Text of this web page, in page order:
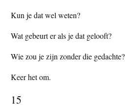
Kun je dat wel weten?
Wat gebeurt er als je dat gelooft?
Wie zou je zijn zonder die gedachte?
Keer het om.
15